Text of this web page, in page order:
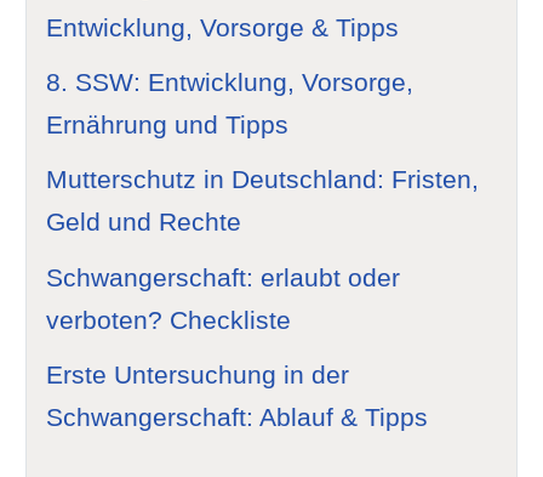
Entwicklung, Vorsorge & Tipps
8. SSW: Entwicklung, Vorsorge,
Ernährung und Tipps
Mutterschutz in Deutschland: Fristen,
Geld und Rechte
Schwangerschaft: erlaubt oder
verboten? Checkliste
Erste Untersuchung in der
Schwangerschaft: Ablauf & Tipps